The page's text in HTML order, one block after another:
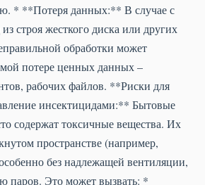
* **Потеря данных:** В случае с
строя жесткого диска или других
обработки может
потере ценных данных –
рабочих файлов. **Риски для
инсектицидами:** Бытовые
содержат токсичные вещества. Их
пространстве (например,
без надлежащей вентиляции,
паров. Это может вызвать: *